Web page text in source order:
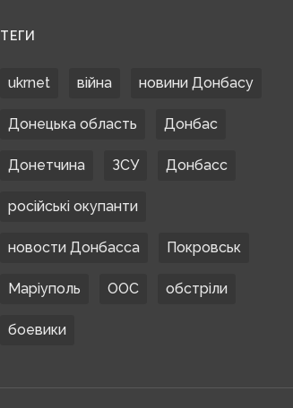
ТЕГИ
ukrnet війна новини Донбасу
Донецька область Донбас
Донетчина ЗСУ Донбасс
російські окупанти
новости Донбасса Покровськ
Маріуполь ООС обстріли
боевики